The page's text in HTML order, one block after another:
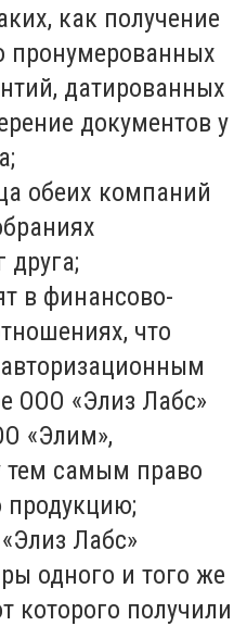
как получение
пронумерованных
датированных
документов у
обеих компаний
друга;
в финансово-
что
ООО «Элиз Лабс»
«Элим»,
тем самым право
продукцию;
Лабс»
одного и того же
которого получили